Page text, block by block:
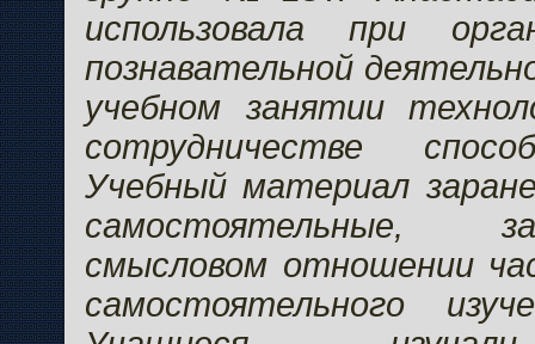
использовала при
познавательной
учебном занятии
сотрудничестве
Учебный материал
самостоятельные,
смысловом отношении
самостоятельного